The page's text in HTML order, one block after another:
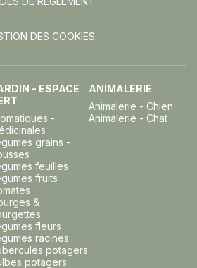
DES COOKIES
- ESPACE
-
grains -
feuilles
fruits
&
fleurs
racines
potagers
potagers
ANIMALERIE
Animalerie - Chien
Animalerie - Chat